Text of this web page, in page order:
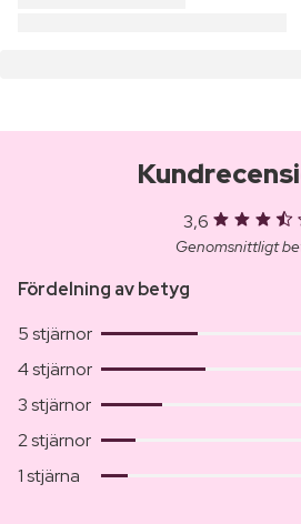
3,6
Genomsnittligt
Fördelning av betyg
5 stjärnor
4 stjärnor
3 stjärnor
2 stjärnor
1 stjärna